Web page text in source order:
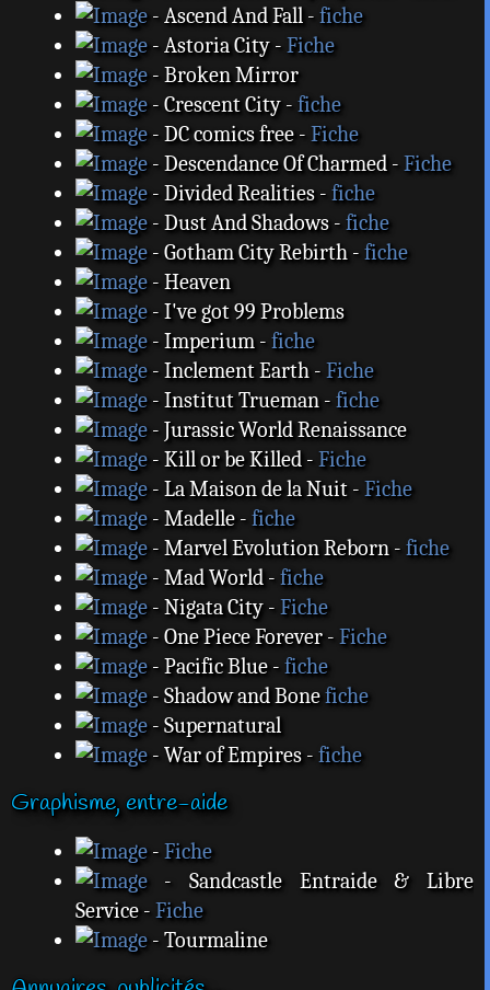
- Ascend And Fall - fiche
- Astoria City - Fiche
- Broken Mirror
- Crescent City - fiche
- DC comics free - Fiche
- Descendance Of Charmed - Fiche
- Divided Realities - fiche
- Dust And Shadows - fiche
- Gotham City Rebirth - fiche
- Heaven
- I've got 99 Problems
- Imperium - fiche
- Inclement Earth - Fiche
- Institut Trueman - fiche
- Jurassic World Renaissance
- Kill or be Killed - Fiche
- La Maison de la Nuit - Fiche
- Madelle - fiche
- Marvel Evolution Reborn - fiche
- Mad World - fiche
- Nigata City - Fiche
- One Piece Forever - Fiche
- Pacific Blue - fiche
- Shadow and Bonefiche
- Supernatural
- War of Empires - fiche
Graphisme, entre-aide
- Fiche
- Sandcastle Entraide & Libre
Service - Fiche
- Tourmaline